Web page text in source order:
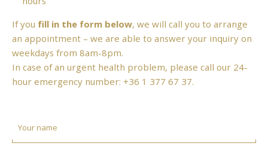
If you fill in the form below, we will call you to arrange
an appointment – we are able to answer your inquiry on
weekdays from 8am-8pm.
In case of an urgent health problem, please call our 24-
hour emergency number: +36 1 377 67 37.